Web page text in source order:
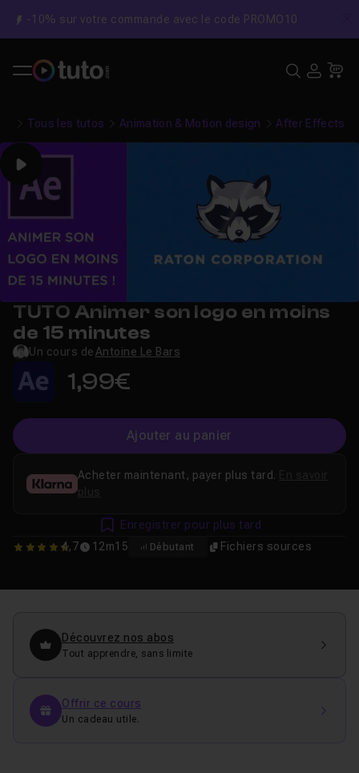
-10% sur votre commande avec le code PROMO10
Tous les tutos Animation & Motion design After Effects
Play
TUTO Animer son logo en moins
de 15 minutes
Un cours de Antoine Le Bars
1,99€
Ajouter au panier
4.6666666666667
4,7 12m15 Débutant Fichiers sources
Acheter maintenant, payer plus tard.
plus
Enregistrer pour plus tard
Découvrez nos abos
Tout apprendre, sans limite
Offrir ce cours
Un cadeau utile.